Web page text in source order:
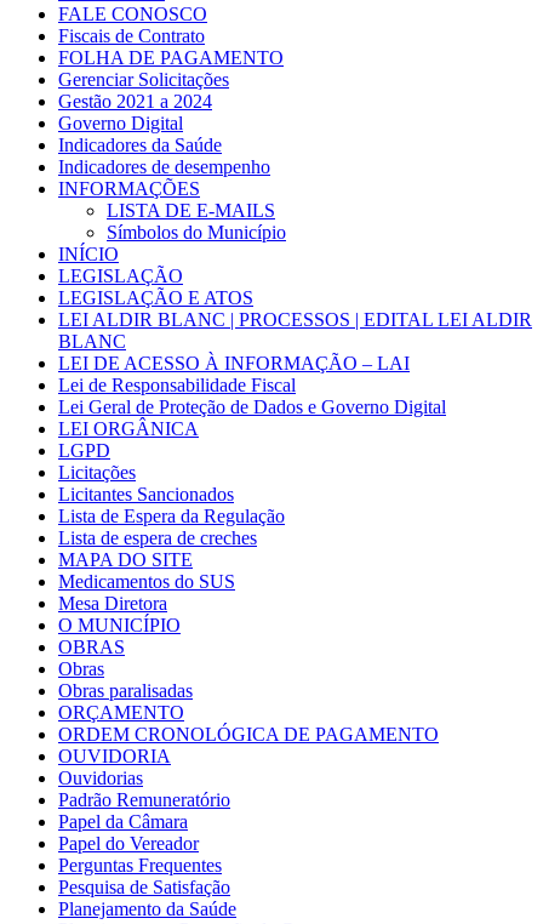
FALE CONOSCO
Fiscais de Contrato
FOLHA DE PAGAMENTO
Gerenciar Solicitações
Gestão 2021 a 2024
Governo Digital
Indicadores da Saúde
Indicadores de desempenho
INFORMAÇÕES
LISTA DE E-MAILS
Símbolos do Município
INÍCIO
LEGISLAÇÃO
LEGISLAÇÃO E ATOS
LEI ALDIR BLANC | PROCESSOS | EDITAL LEI ALDIR
BLANC
LEI DE ACESSO À INFORMAÇÃO – LAI
Lei de Responsabilidade Fiscal
Lei Geral de Proteção de Dados e Governo Digital
LEI ORGÂNICA
LGPD
Licitações
Licitantes Sancionados
Lista de Espera da Regulação
Lista de espera de creches
MAPA DO SITE
Medicamentos do SUS
Mesa Diretora
O MUNICÍPIO
OBRAS
Obras
Obras paralisadas
ORÇAMENTO
ORDEM CRONOLÓGICA DE PAGAMENTO
OUVIDORIA
Ouvidorias
Padrão Remuneratório
Papel da Câmara
Papel do Vereador
Perguntas Frequentes
Pesquisa de Satisfação
Planejamento da Saúde